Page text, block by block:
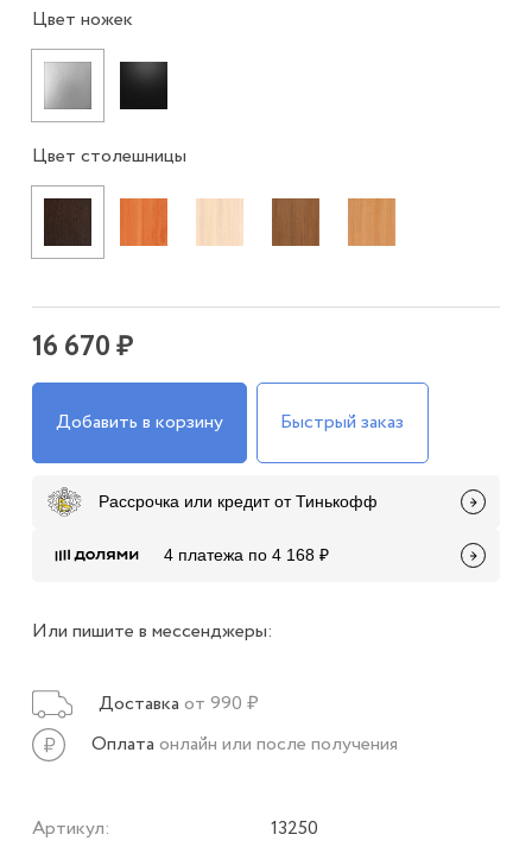
Цвет ножек
Цвет столешницы
16 670 ₽
Добавить в корзину Быстрый заказ
Рассрочка или кредит от Тинькофф
4 платежа по 4 168 ₽
Или пишите в мессенджеры:
Доставка от 990 ₽
Оплата онлайн или после получения
Артикул: 13250